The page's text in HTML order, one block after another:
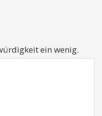
ein wenig.